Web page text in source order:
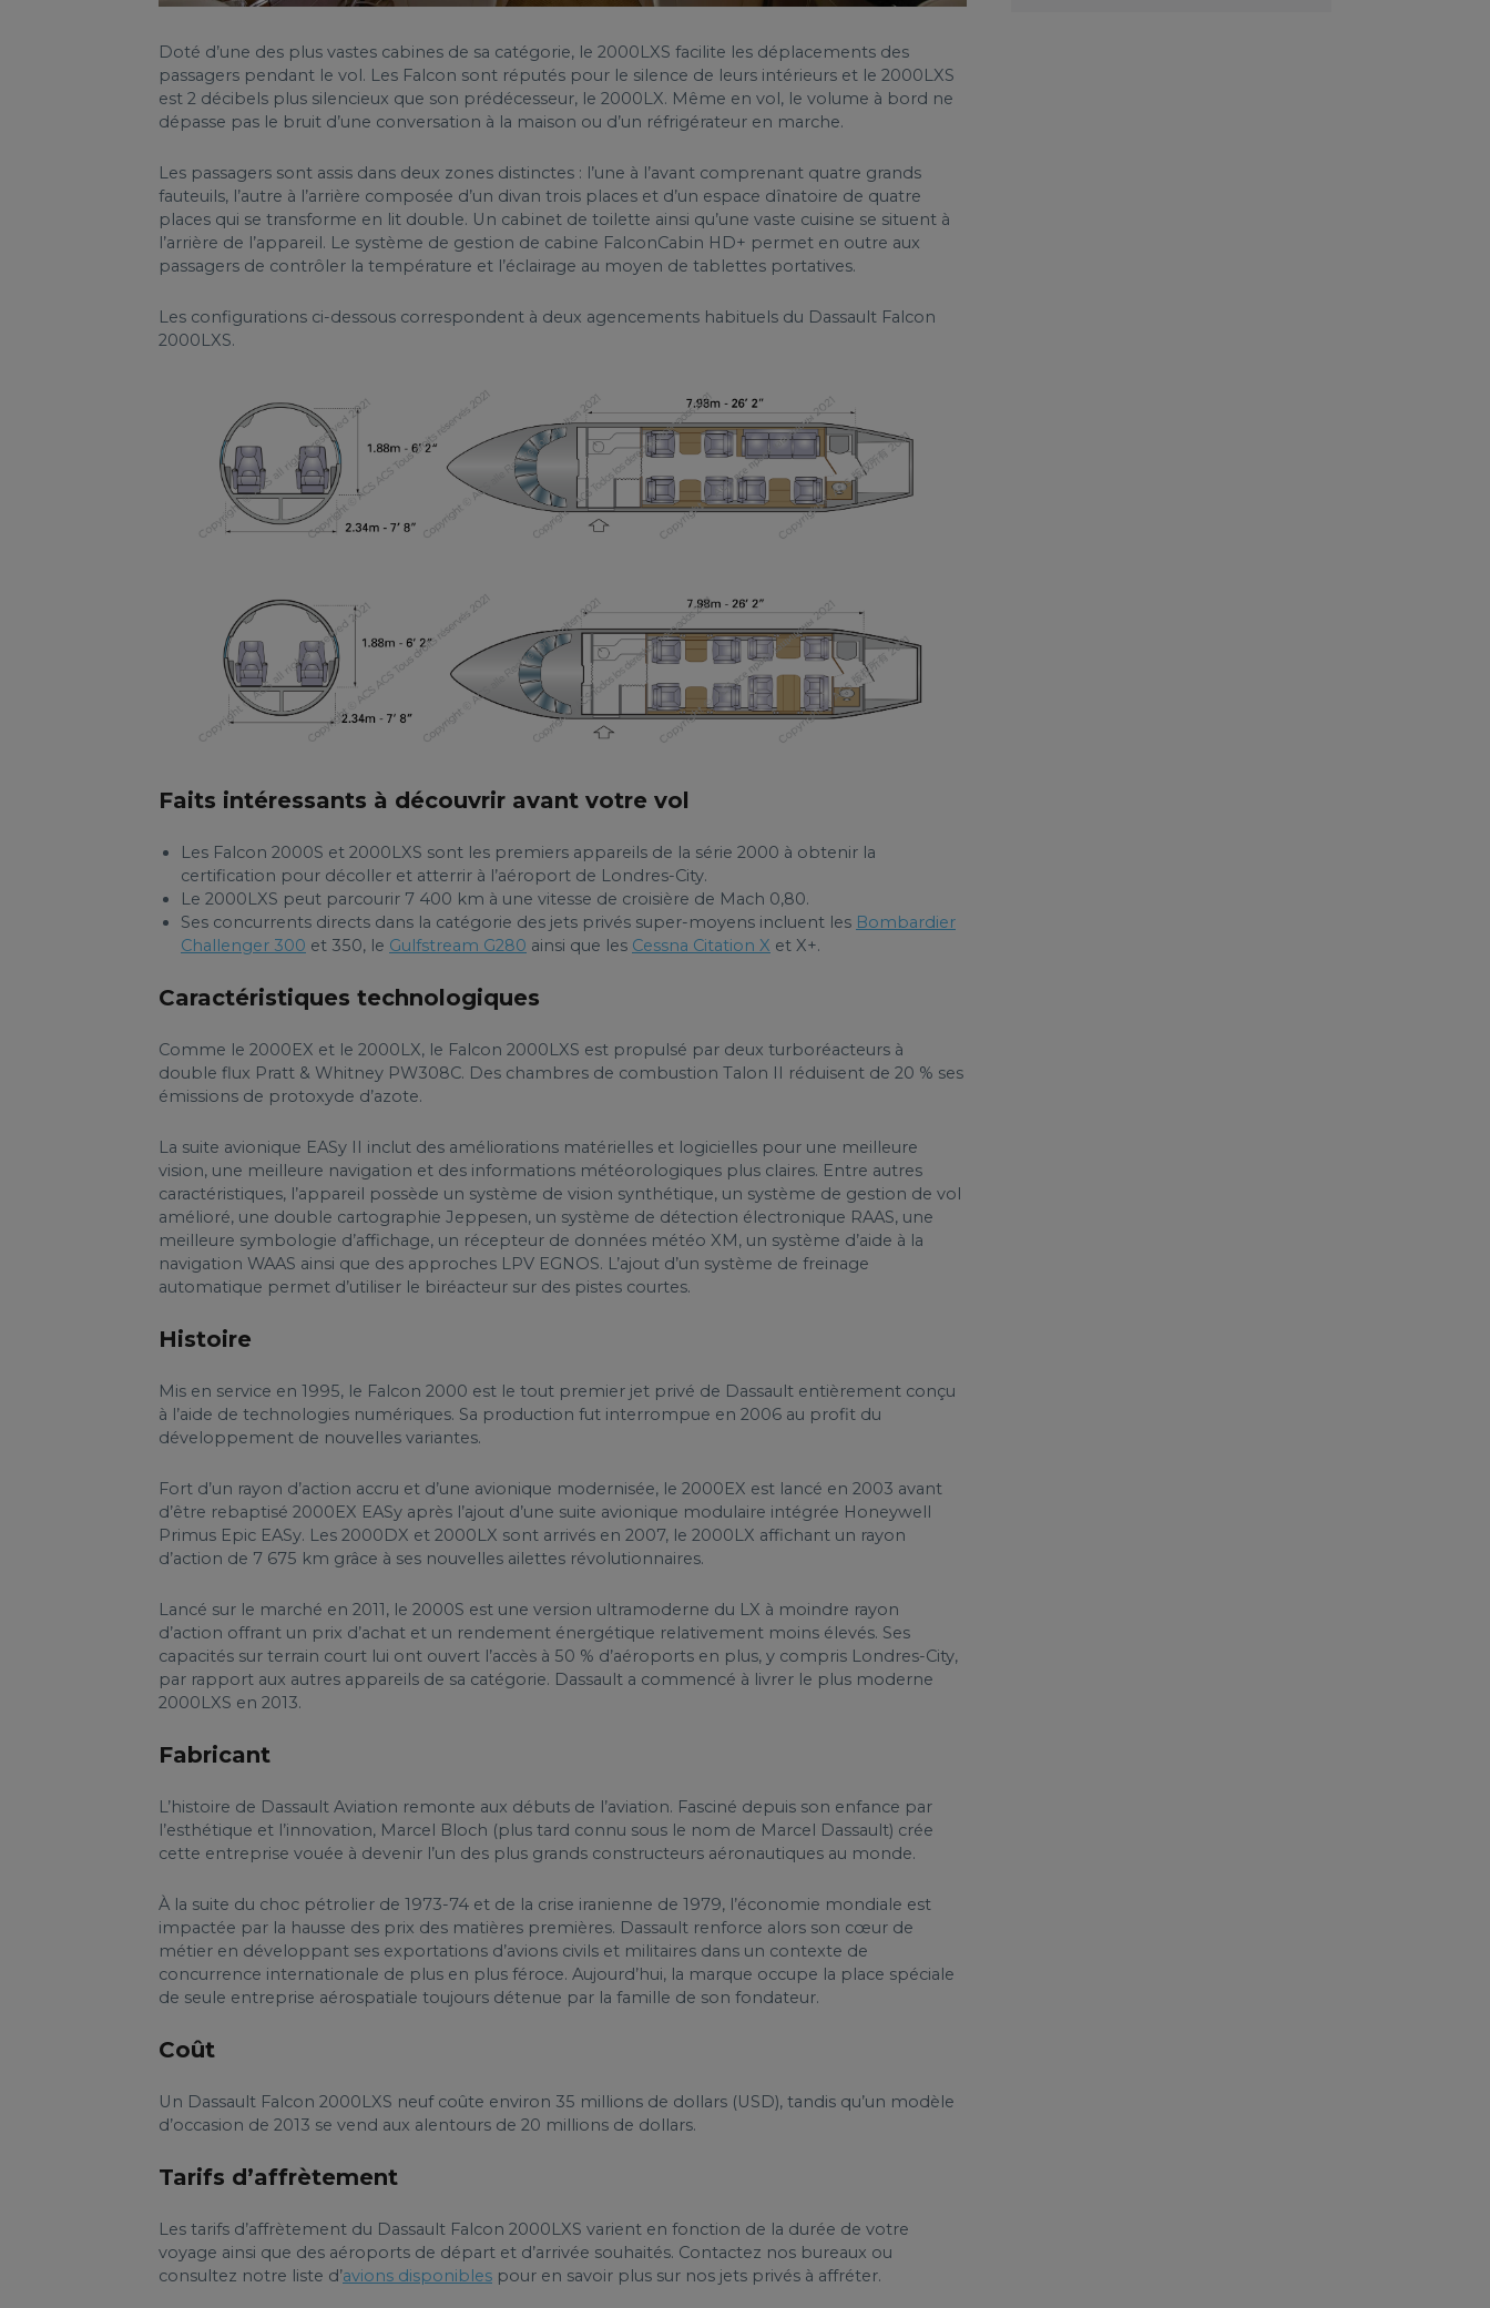
Doté d’une des plus vastes cabines de sa catégorie, le 2000LXS facilite les déplacements des
passagers pendant le vol. Les Falcon sont réputés pour le silence de leurs intérieurs et le 2000LXS
est 2 décibels plus silencieux que son prédécesseur, le 2000LX. Même en vol, le volume à bord ne
dépasse pas le bruit d’une conversation à la maison ou d’un réfrigérateur en marche.
Les passagers sont assis dans deux zones distinctes : l’une à l’avant comprenant quatre grands
fauteuils, l’autre à l’arrière composée d’un divan trois places et d’un espace dînatoire de quatre
places qui se transforme en lit double. Un cabinet de toilette ainsi qu’une vaste cuisine se situent à
l’arrière de l’appareil. Le système de gestion de cabine FalconCabin HD+ permet en outre aux
passagers de contrôler la température et l’éclairage au moyen de tablettes portatives.
Les configurations ci-dessous correspondent à deux agencements habituels du Dassault Falcon
2000LXS.
Faits intéressants à découvrir avant votre vol
Les Falcon 2000S et 2000LXS sont les premiers appareils de la série 2000 à obtenir la
certification pour décoller et atterrir à l’aéroport de Londres-City.
Le 2000LXS peut parcourir 7 400 km à une vitesse de croisière de Mach 0,80.
Ses concurrents directs dans la catégorie des jets privés super-moyens incluent les Bombardier
Challenger 300 et 350, le Gulfstream G280 ainsi que les Cessna Citation X et X+.
Caractéristiques technologiques
Comme le 2000EX et le 2000LX, le Falcon 2000LXS est propulsé par deux turboréacteurs à
double flux Pratt & Whitney PW308C. Des chambres de combustion Talon II réduisent de 20 % ses
émissions de protoxyde d’azote.
La suite avionique EASy II inclut des améliorations matérielles et logicielles pour une meilleure
vision, une meilleure navigation et des informations météorologiques plus claires. Entre autres
caractéristiques, l’appareil possède un système de vision synthétique, un système de gestion de vol
amélioré, une double cartographie Jeppesen, un système de détection électronique RAAS, une
meilleure symbologie d’affichage, un récepteur de données météo XM, un système d’aide à la
navigation WAAS ainsi que des approches LPV EGNOS. L’ajout d’un système de freinage
automatique permet d’utiliser le biréacteur sur des pistes courtes.
Histoire
Mis en service en 1995, le Falcon 2000 est le tout premier jet privé de Dassault entièrement conçu
à l’aide de technologies numériques. Sa production fut interrompue en 2006 au profit du
développement de nouvelles variantes.
Fort d’un rayon d’action accru et d’une avionique modernisée, le 2000EX est lancé en 2003 avant
d’être rebaptisé 2000EX EASy après l’ajout d’une suite avionique modulaire intégrée Honeywell
Primus Epic EASy. Les 2000DX et 2000LX sont arrivés en 2007, le 2000LX affichant un rayon
d’action de 7 675 km grâce à ses nouvelles ailettes révolutionnaires.
Lancé sur le marché en 2011, le 2000S est une version ultramoderne du LX à moindre rayon
d’action offrant un prix d’achat et un rendement énergétique relativement moins élevés. Ses
capacités sur terrain court lui ont ouvert l’accès à 50 % d’aéroports en plus, y compris Londres-City,
par rapport aux autres appareils de sa catégorie. Dassault a commencé à livrer le plus moderne
2000LXS en 2013.
Fabricant
L’histoire de Dassault Aviation remonte aux débuts de l’aviation. Fasciné depuis son enfance par
l’esthétique et l’innovation, Marcel Bloch (plus tard connu sous le nom de Marcel Dassault) crée
cette entreprise vouée à devenir l’un des plus grands constructeurs aéronautiques au monde.
À la suite du choc pétrolier de 1973-74 et de la crise iranienne de 1979, l’économie mondiale est
impactée par la hausse des prix des matières premières. Dassault renforce alors son cœur de
métier en développant ses exportations d’avions civils et militaires dans un contexte de
concurrence internationale de plus en plus féroce. Aujourd’hui, la marque occupe la place spéciale
de seule entreprise aérospatiale toujours détenue par la famille de son fondateur.
Coût
Un Dassault Falcon 2000LXS neuf coûte environ 35 millions de dollars (USD), tandis qu’un modèle
d’occasion de 2013 se vend aux alentours de 20 millions de dollars.
Tarifs d’affrètement
Les tarifs d’affrètement du Dassault Falcon 2000LXS varient en fonction de la durée de votre
voyage ainsi que des aéroports de départ et d’arrivée souhaités. Contactez nos bureaux ou
consultez notre liste d’avions disponibles pour en savoir plus sur nos jets privés à affréter.